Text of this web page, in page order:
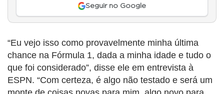
Seguir no Google
“Eu vejo isso como provavelmente minha última
chance na Fórmula 1, dada a minha idade e tudo o
que foi considerado”, disse ele em entrevista à
ESPN. “Com certeza, é algo não testado e será um